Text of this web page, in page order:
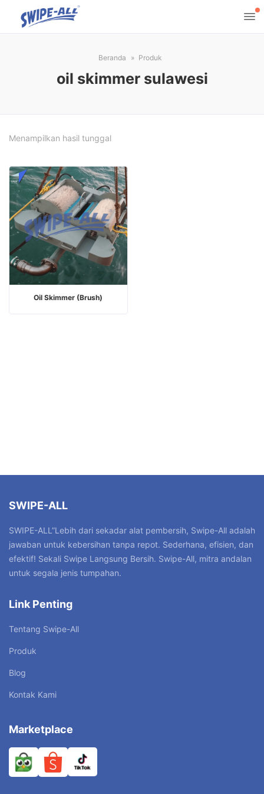
Beranda Produk
oil skimmer sulawesi
Menampilkan hasil tunggal
Oil Skimmer (Brush)
SWIPE-ALL
SWIPE-ALL”Lebih dari sekadar alat pembersih, Swipe-All adalah
jawaban untuk kebersihan tanpa repot. Sederhana, efisien, dan
efektif! Sekali Swipe Langsung Bersih. Swipe-All, mitra andalan
untuk segala jenis tumpahan.
Link Penting
Tentang Swipe-All
Produk
Blog
Kontak Kami
Marketplace